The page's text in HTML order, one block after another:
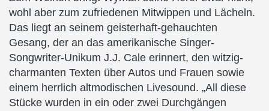
wohl aber zum zufriedenen Mitwippen und Lächeln.
Das liegt an seinem geisterhaft-gehauchten
Gesang, der an das amerikanische Singer-
Songwriter-Unikum J.J. Cale erinnert, den witzig-
charmanten Texten über Autos und Frauen sowie
einem herrlich altmodischen Livesound. „All diese
Stücke wurden in ein oder zwei Durchgängen